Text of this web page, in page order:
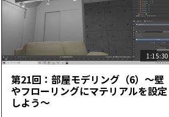
1:15:30
第21回：部屋モデリング（6）～壁
やフローリングにマテリアルを設定
しよう～